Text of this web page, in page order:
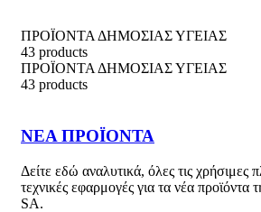
ΠΡΟΪΟΝΤΑ ΔΗΜΟΣΙΑΣ ΥΓΕΙΑΣ
43 products
ΠΡΟΪΟΝΤΑ ΔΗΜΟΣΙΑΣ ΥΓΕΙΑΣ
43 products
ΝΕΑ ΠΡΟΪΟΝΤΑ
Δείτε εδώ αναλυτικά, όλες τις χρήσιμες
τεχνικές εφαρμογές για τα νέα
SA.